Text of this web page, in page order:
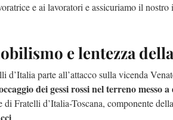
e ai lavoratori e assicuriamo il nostro
e lentezza
d’Italia parte all’attacco sulla vicenda
dei gessi rossi nel terreno messo
Fratelli d’Italia-Toscana, componente
.